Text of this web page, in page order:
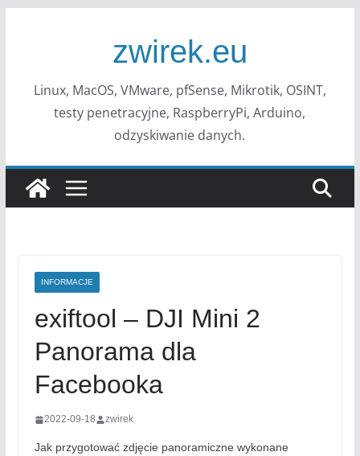
zwirek.eu
Linux, MacOS, VMware, pfSense, Mikrotik, OSINT,
testy penetracyjne, RaspberryPi, Arduino,
odzyskiwanie danych.
INFORMACJE
exiftool – DJI Mini 2
Panorama dla
Facebooka
2022-09-18 zwirek
Jak przygotować zdjęcie panoramiczne wykonane